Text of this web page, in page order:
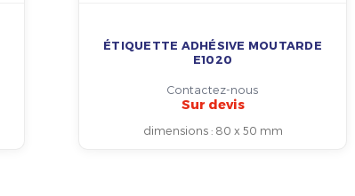
ÉTIQUETTE ADHÉSIVE MOUTARDE
E1020
Contactez-nous
Sur devis
dimensions: 80 x 50 mm